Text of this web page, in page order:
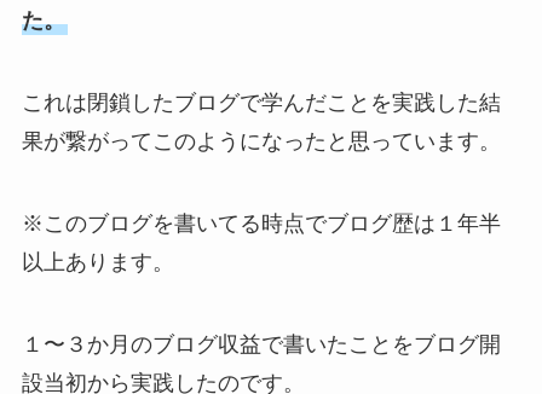
た。
これは閉鎖したブログで学んだことを実践した結
果が繋がってこのようになったと思っています。
※このブログを書いてる時点でブログ歴は１年半
以上あります。
１〜３か月のブログ収益で書いたことをブログ開
設当初から実践したのです。